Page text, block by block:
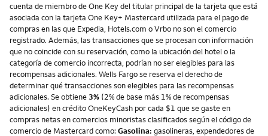
cuenta de miembro de One Key del titular principal de la tarjeta que está
asociada con la tarjeta One Key+ Mastercard utilizada para el pago de
compras en las que Expedia, Hotels.com o Vrbo no son el comercio
registrado. Además, las transacciones que se procesan con información
que no coincide con su reservación, como la ubicación del hotel o la
categoría de comercio incorrecta, podrían no ser elegibles para las
recompensas adicionales. Wells Fargo se reserva el derecho de
determinar qué transacciones son elegibles para las recompensas
adicionales. Se obtiene 3% (2% de base más 1% de recompensas
adicionales) en crédito OneKeyCash por cada $1 que se gaste en
compras netas en comercios minoristas clasificados según el código de
comercio de Mastercard como: Gasolina: gasolineras, expendedores de